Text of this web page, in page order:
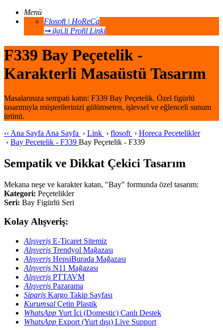
Menü
Flosoft | HoReCa
➞ ilgi.li Profil Linki
F339 Bay Peçetelik -
Karakterli Masaüstü Tasarım
Masalarınıza sempati katın: F339 Bay Peçetelik. Özel figürlü
tasarımıyla müşterilerinizi gülümseten, işlevsel ve eğlenceli sunum
ürünü.
‹‹ Ana Sayfa Ana Sayfa › Link › flosoft › Horeca Peçetelikler
› Bay Peçetelik - F339 Bay Peçetelik - F339
Sempatik ve Dikkat Çekici Tasarım
Mekana neşe ve karakter katan, "Bay" formunda özel tasarım:
Kategori: Peçetelikler
Seri: Bay Figürlü Seri
Kolay Alışveriş:
Alışveriş E-Ticaret Sitemiz
Alışveriş Trendyol Mağazası
Alışveriş HepsiBurada Mağazası
Alışveriş N11 Mağazası
Alışveriş PTTAVM
Alışveriş Pazarama
Sipariş Kargo Takip Sayfası
Kurumsal Çetin Plastik
WhatsApp Yurt İçi (Domestic) Canlı Destek
WhatsApp Export (Yurt dışı) Live Support